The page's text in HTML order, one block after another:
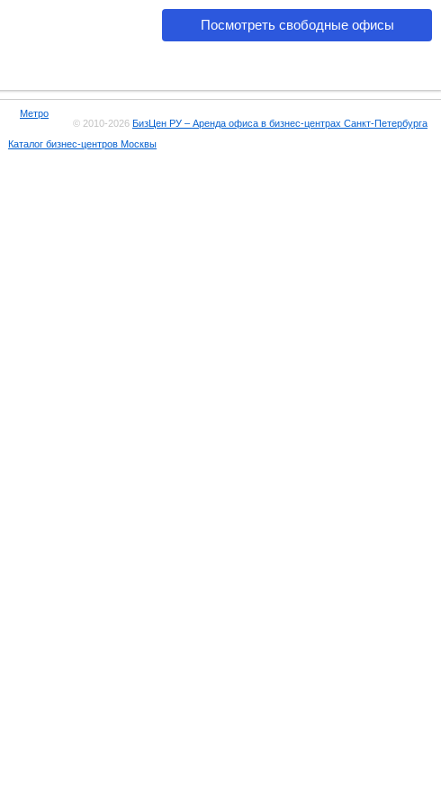
Посмотреть свободные офисы
Метро
© 2010-2026 БизЦен РУ – Аренда офиса в бизнес-центрах Санкт-Петербурга
Каталог бизнес-центров Москвы